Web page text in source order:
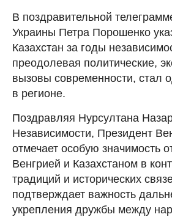
В поздравительной
Украины Петра Порошенко
Казахстан за годы
преодолевая политические,
вызовы современности, стал
в регионе.
Поздравляя Нурсултана
Независимости, Президент
отмечает особую значимость
Венгрией и Казахстаном в
традиций и исторических
подтверждает важность
укрепления дружбы между